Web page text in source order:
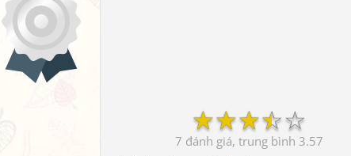
☆
☆
☆
☆
☆
7 3.57